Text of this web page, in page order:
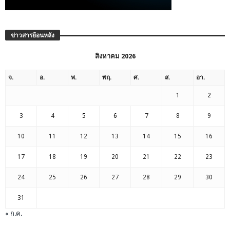
ข่าวสารย้อนหลัง
สิงหาคม 2026
จ. อ. พ. พฤ. ศ. ส. อา.
1 2
3 4 5 6 7 8 9
10 11 12 13 14 15 16
17 18 19 20 21 22 23
24 25 26 27 28 29 30
31
« ก.ค.